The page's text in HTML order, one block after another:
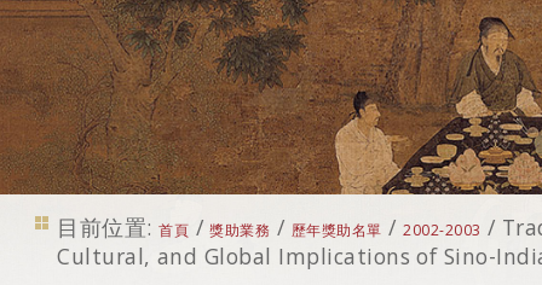
目前位置: 首頁 /獎助業務 / 歷年獎助名單 /2002-2003 /
Cultural, and Global Implications of Sino-